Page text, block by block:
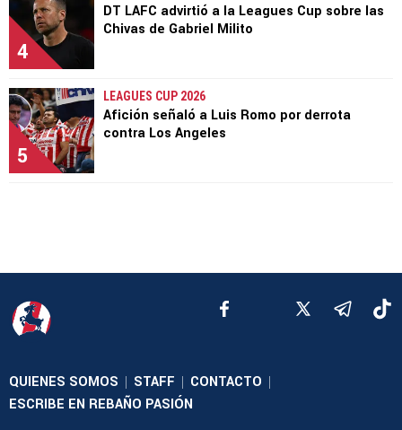
4
DT LAFC advirtió a la Leagues Cup sobre las
Chivas de Gabriel Milito
5
LEAGUES CUP 2026
Afición señaló a Luis Romo por derrota
contra Los Angeles
QUIENES SOMOS | STAFF | CONTACTO |
ESCRIBE EN REBAÑO PASIÓN